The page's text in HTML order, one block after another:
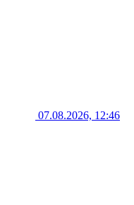
07.08.2026, 12:46